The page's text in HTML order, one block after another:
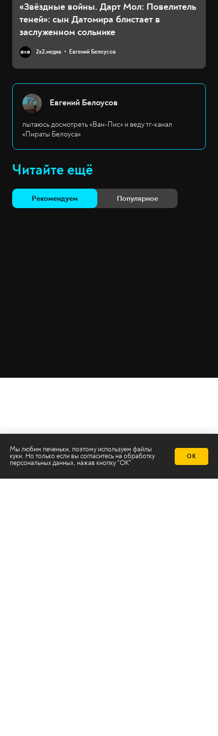
«Звёздные войны. Дарт Мол: Повелитель
теней»: сын Датомира блистает в
заслуженном сольнике
2х2.медиа Евгений Белоусов
Евгений Белоусов
пытаюсь досмотреть «Ван-Пис» и веду тг-канал
«Пираты Белоуса»
Читайте ещё
Рекомендуем Популярное
Мы любим печеньки, поэтому используем файлы
куки. Но только если вы согласитесь на обработку
персональных данных, нажав кнопку "ОК"
ОК